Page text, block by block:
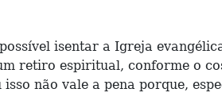
isentar a Igreja
retiro espiritual, conforme o
não vale a pena porque,